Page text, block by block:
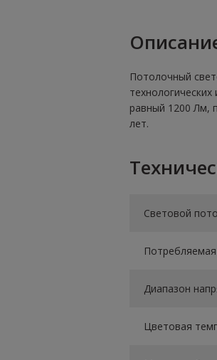
Потолочный
равный 1200 Лм,
лет.
Световой
Диапазон
Цветовая